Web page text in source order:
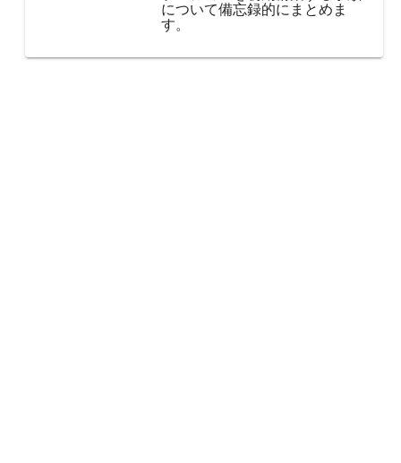
について備忘録的にまとめま
す。